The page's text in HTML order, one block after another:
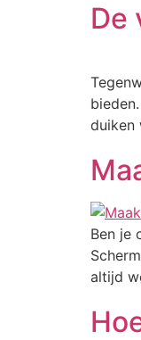
De
duiken
Ben je
altijd